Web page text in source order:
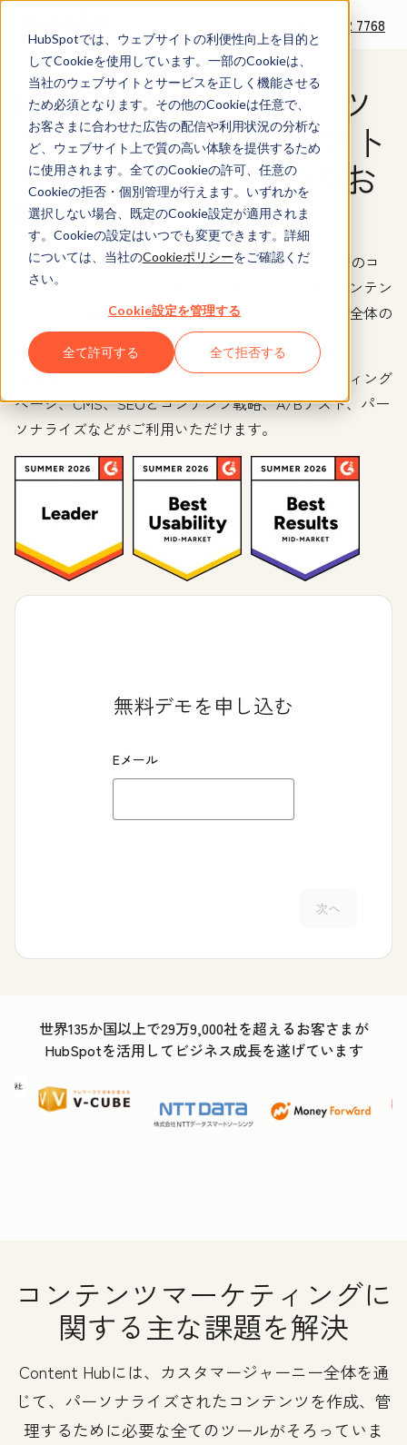
HubSpotでは、ウェブサイトの利便性向上を目的と
してCookieを使用しています。一部のCookieは、
当社のウェブサイトとサービスを正しく機能させる
ため必須となります。その他のCookieは任意で、
お客さまに合わせた広告の配信や利用状況の分析な
ど、ウェブサイト上で質の高い体験を提供するため
に使用されます。全てのCookieの許可、任意の
Cookieの拒否・個別管理が行えます。いずれかを
選択しない場合、既定のCookie設定が適用されま
す。Cookieの設定はいつでも変更できます。詳細
については、当社のCookieポリシーをご確認くだ
さい。
Cookie設定を管理する
全て許可する 全て拒否する
+1 888 482 7768
HubSpotのコンテンツ
マーケティング ソフト
ウェアの無料デモのお
申し込み
Content Hubは、AI（人工知能）を搭載したHubSpotのコ
ンテンツマーケティング支援ソフトウェアです。コンテン
ツの作成・管理に活用でき、カスタマージャーニー全体の
成果向上を図れます。
主な機能としては、ブログ、ウェブサイト、ランディング
ページ、CMS、SEOとコンテンツ戦略、A/Bテスト、パー
ソナライズなどがご利用いただけます。
無料デモを申し込む
Eメール
次へ
世界135か国以上で29万9,000社を超えるお客さまが
HubSpotを活用してビジネス成長を遂げています
コンテンツマーケティングに
関する主な課題を解決
Content Hubには、カスタマージャーニー全体を通
じて、パーソナライズされたコンテンツを作成、管
理するために必要な全てのツールがそろっていま